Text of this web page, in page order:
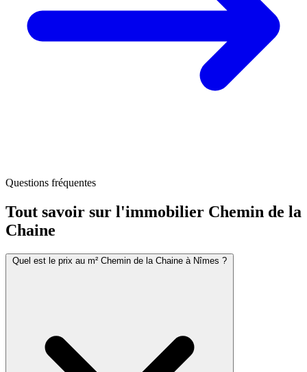
Questions fréquentes
Tout savoir sur l'immobilier Chemin de la
Chaine
Quel est le prix au m² Chemin de la Chaine à Nîmes ?